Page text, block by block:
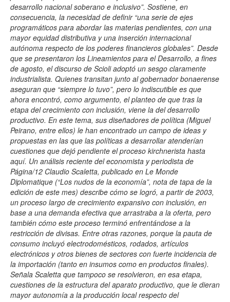
desarrollo nacional soberano e inclusivo”. Sostiene, en
consecuencia, la necesidad de definir “una serie de ejes
programáticos para abordar las materias pendientes, con una
mayor equidad distributiva y una inserción internacional
autónoma respecto de los poderes financieros globales”. Desde
que se presentaron los Lineamientos para el Desarrollo, a fines
de agosto, el discurso de Scioli adoptó un sesgo claramente
industrialista. Quienes transitan junto al gobernador bonaerense
aseguran que “siempre lo tuvo”, pero lo indiscutible es que
ahora encontró, como argumento, el planteo de que tras la
etapa del crecimiento con inclusión, viene la del desarrollo
productivo. En este tema, sus diseñadores de política (Miguel
Peirano, entre ellos) le han encontrado un campo de ideas y
propuestas en las que las políticas a desarrollar atenderían
cuestiones que dejó pendiente el proceso kirchnerista hasta
aquí. Un análisis reciente del economista y periodista de
Página/12 Claudio Scaletta, publicado en Le Monde
Diplomatique (“Los nudos de la economía”, nota de tapa de la
edición de este mes) describe cómo se logró, a partir de 2003,
un proceso largo de crecimiento expansivo con inclusión, en
base a una demanda efectiva que arrastraba a la oferta, pero
también cómo este proceso terminó enfrentándose a la
restricción de divisas. Entre otras razones, porque la pauta de
consumo incluyó electrodomésticos, rodados, artículos
electrónicos y otros bienes de sectores con fuerte incidencia de
la importación (tanto en insumos como en productos finales).
Señala Scaletta que tampoco se resolvieron, en esa etapa,
cuestiones de la estructura del aparato productivo, que le dieran
mayor autonomía a la producción local respecto del